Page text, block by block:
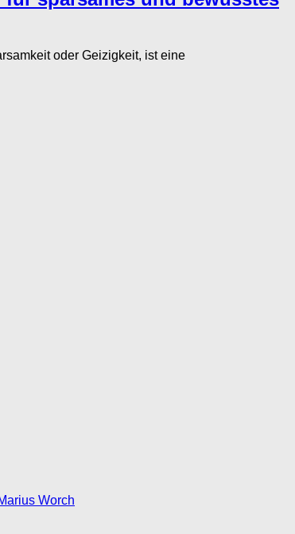
oder Geizigkeit, ist eine
Worch